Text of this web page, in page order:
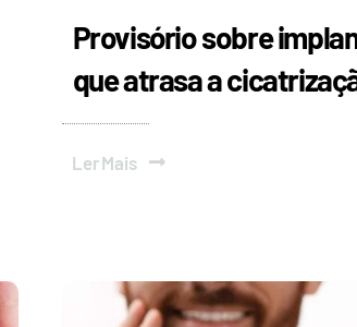
Provisório sobre
que atrasa a
Ler Mais